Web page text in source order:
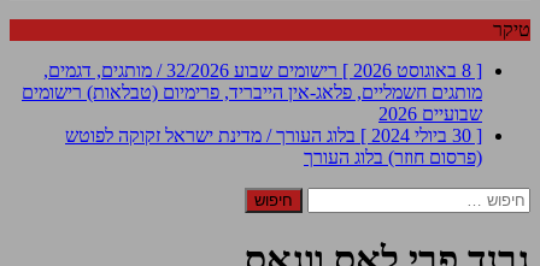
טיקר
[ 8 באוגוסט 2026 ]
רישומים שבוע 32/2026 / מותגים, דגמים,
מותגים חשמליים, פלאג-אין הייבריד, פרימיום (טבלאות) רישומים
שבועיים 2026
[ 30 ביולי 2024 ]
בלוג העורך / מדינת ישראל זקוקה לפוטש
(פרסום חוזר) בלוג העורך
חיפוש: